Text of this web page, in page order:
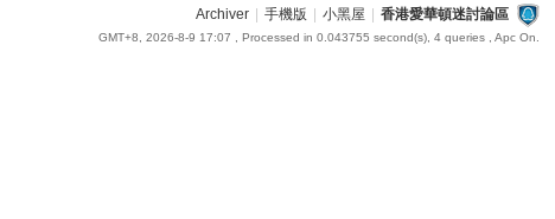
Archiver 手機版 小黑屋 香港愛華頓迷討論區
GMT+8, 2026-8-9 17:07 , Processed in 0.043755 second(s), 4 queries , Apc On.